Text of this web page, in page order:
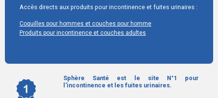
Accès directs aux produits pour incontinence et fuites urinaires :
Coquilles pour hommes et couches pour homme
Produits pour incontinence et couches adultes
Sphère Santé est le site N°1 pour
l'incontinence et les fuites urinaires.